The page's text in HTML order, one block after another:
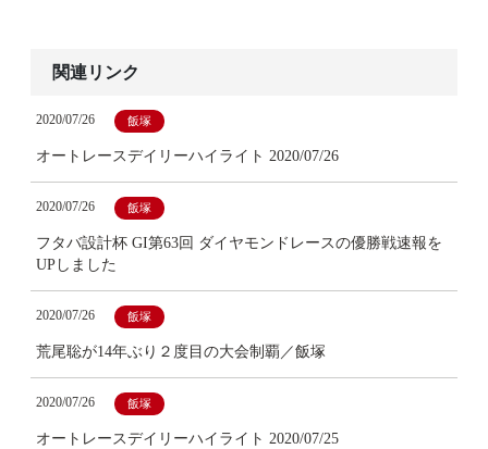
関連リンク
2020/07/26 飯塚
オートレースデイリーハイライト 2020/07/26
2020/07/26 飯塚
フタバ設計杯 GI第63回 ダイヤモンドレースの優勝戦速報を
UPしました
2020/07/26 飯塚
荒尾聡が14年ぶり２度目の大会制覇／飯塚
2020/07/26 飯塚
オートレースデイリーハイライト 2020/07/25